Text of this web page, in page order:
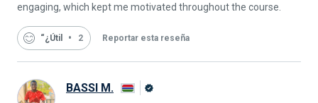
engaging, which kept me motivated throughout the course.
“¿Útil 2 Reportar esta reseña
BASSI M.